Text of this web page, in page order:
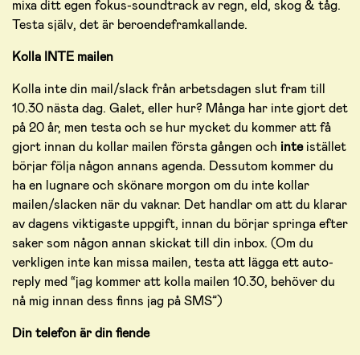
mixa ditt egen fokus-soundtrack av regn, eld, skog & tåg.
Testa själv, det är beroendeframkallande.
Kolla INTE mailen
Kolla inte din mail/slack från arbetsdagen slut fram till
10.30 nästa dag. Galet, eller hur? Många har inte gjort det
på 20 år, men testa och se hur mycket du kommer att få
gjort innan du kollar mailen första gången och inteistället
börjar följa någon annans agenda. Dessutom kommer du
ha en lugnare och skönare morgon om du inte kollar
mailen/slacken när du vaknar. Det handlar om att du klarar
av dagens viktigaste uppgift, innan du börjar springa efter
saker som någon annan skickat till din inbox. (Om du
verkligen inte kan missa mailen, testa att lägga ett auto-
reply med “jag kommer att kolla mailen 10.30, behöver du
nå mig innan dess finns jag på SMS”)
Din telefon är din fiende